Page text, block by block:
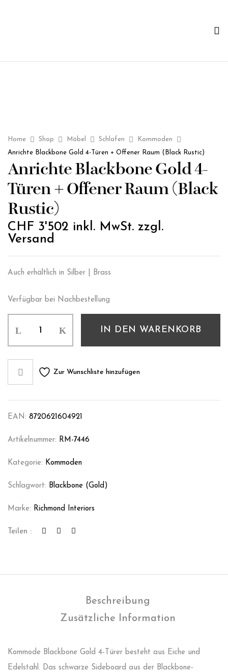
Home Shop Möbel Schlafen
Kommoden
Anrichte Blackbone Gold 4-Türen + Offener Raum (Black Rustic)
Anrichte Blackbone Gold 4-
Türen + Offener Raum (Black
Rustic)
CHF 3'502 inkl. MwSt. zzgl.
Versand
Auch erhältlich in Silber | Brass
Verfügbar bei Nachbestellung
IN DEN WARENKORB
Zur Wunschliste hinzufügen
EAN: 8720621604921
Artikelnummer: RM-7446
Kategorie: Kommoden
Schlagwort: Blackbone (Gold)
Marke: Richmond Interiors
Teilen :
Beschreibung
Zusätzliche Information
Kommode Blackbone Gold 4-Türer besteht aus Eiche und
Edelstahl. Das schwarze Sideboard aus der Blackbone-